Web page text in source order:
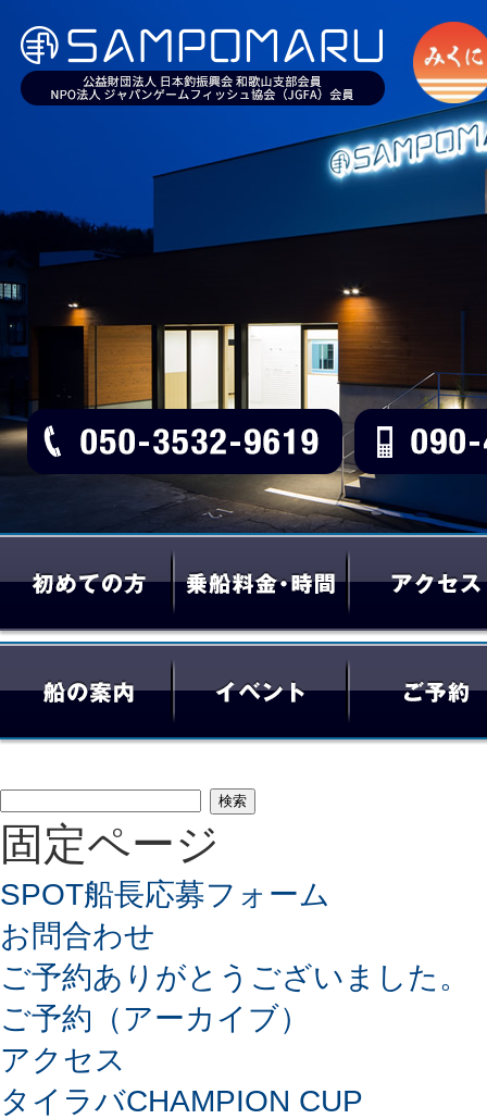
検
索:
固定ページ
SPOT船長応募フォーム
お問合わせ
ご予約ありがとうございました。
ご予約（アーカイブ）
アクセス
タイラバCHAMPION CUP